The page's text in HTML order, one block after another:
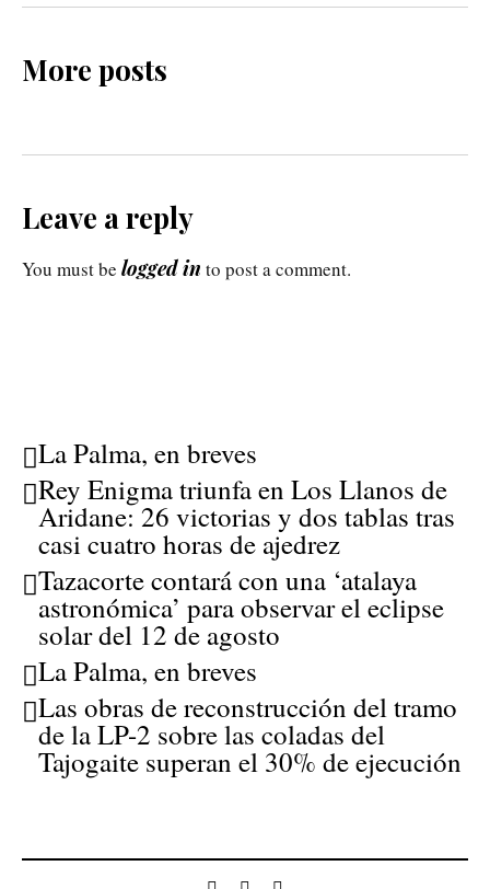
More posts
Leave a reply
You must be logged in to post a comment.
La Palma, en breves
Rey Enigma triunfa en Los Llanos de
Aridane: 26 victorias y dos tablas tras
casi cuatro horas de ajedrez
Tazacorte contará con una ‘atalaya
astronómica’ para observar el eclipse
solar del 12 de agosto
La Palma, en breves
Las obras de reconstrucción del tramo
de la LP-2 sobre las coladas del
Tajogaite superan el 30% de ejecución